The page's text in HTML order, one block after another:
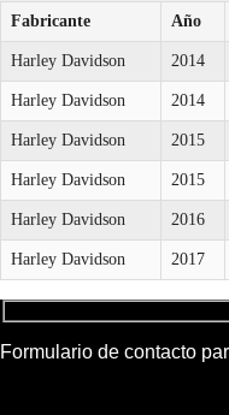
Fabricante Año
Harley Davidson 2014
Harley Davidson 2014
Harley Davidson 2015
Harley Davidson 2015
Harley Davidson 2016
Harley Davidson 2017
Formulario de contacto